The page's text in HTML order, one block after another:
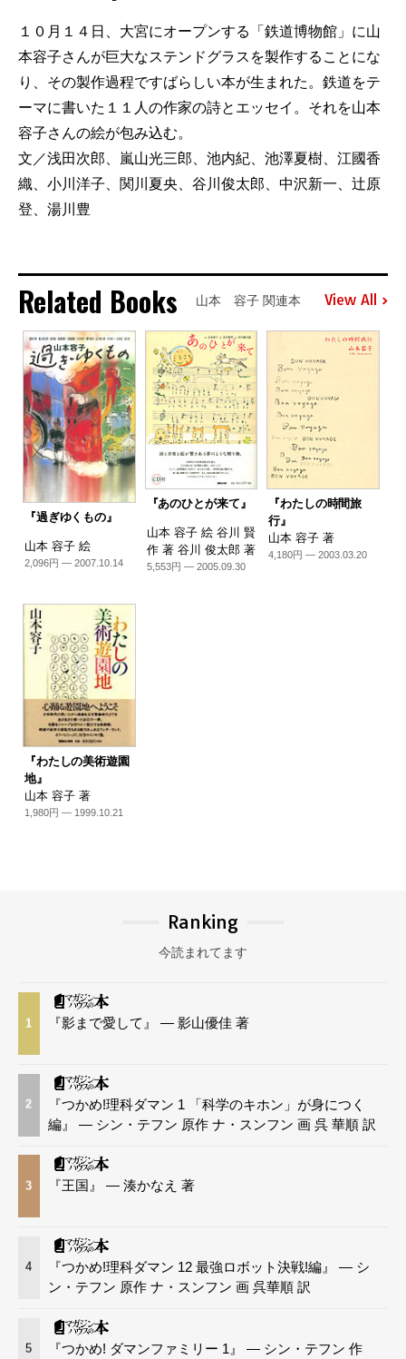
１０月１４日、大宮にオープンする「鉄道博物館」に山
本容子さんが巨大なステンドグラスを製作することにな
り、その製作過程ですばらしい本が生まれた。鉄道をテ
ーマに書いた１１人の作家の詩とエッセイ。それを山本
容子さんの絵が包み込む。
文／浅田次郎、嵐山光三郎、池内紀、池澤夏樹、江國香
織、小川洋子、関川夏央、谷川俊太郎、中沢新一、辻原
登、湯川豊
Related Books 山本 容子 関連本 View All
『過ぎゆくもの』
山本 容子 絵
2,096円 — 2007.10.14
『あのひとが来て』
山本 容子 絵 谷川 賢
作 著 谷川 俊太郎 著
5,553円 — 2005.09.30
『わたしの時間旅
行』
山本 容子 著
4,180円 — 2003.03.20
『わたしの美術遊園
地』
山本 容子 著
1,980円 — 1999.10.21
Ranking
今読まれてます
1 『影まで愛して』 — 影山優佳 著
2
『つかめ!理科ダマン 1 「科学のキホン」が身につく
編』 — シン・テフン 原作 ナ・スンフン 画 呉 華順 訳
3 『王国』 — 湊かなえ 著
4
『つかめ!理科ダマン 12 最強ロボット決戦!編』 — シ
ン・テフン 原作 ナ・スンフン 画 呉華順 訳
5
『つかめ! ダマンファミリー 1』 — シン・テフン 作